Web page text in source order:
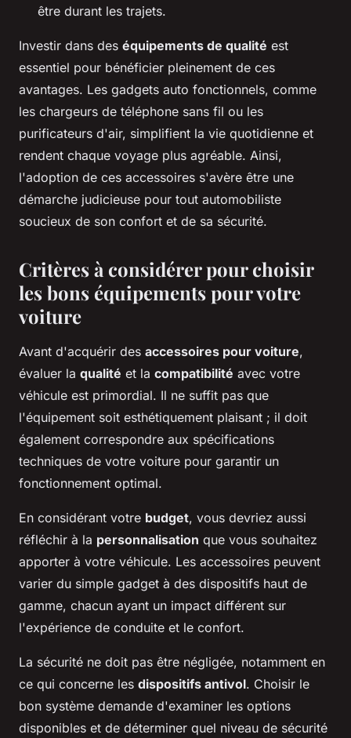
être durant les trajets.
Investir dans des équipements de qualité est
essentiel pour bénéficier pleinement de ces
avantages. Les gadgets auto fonctionnels, comme
les chargeurs de téléphone sans fil ou les
purificateurs d'air, simplifient la vie quotidienne et
rendent chaque voyage plus agréable. Ainsi,
l'adoption de ces accessoires s'avère être une
démarche judicieuse pour tout automobiliste
soucieux de son confort et de sa sécurité.
Critères à considérer pour choisir
les bons équipements pour votre
voiture
Avant d'acquérir des accessoires pour voiture,
évaluer la qualité et la compatibilité avec votre
véhicule est primordial. Il ne suffit pas que
l'équipement soit esthétiquement plaisant ; il doit
également correspondre aux spécifications
techniques de votre voiture pour garantir un
fonctionnement optimal.
En considérant votre budget, vous devriez aussi
réfléchir à la personnalisation que vous souhaitez
apporter à votre véhicule. Les accessoires peuvent
varier du simple gadget à des dispositifs haut de
gamme, chacun ayant un impact différent sur
l'expérience de conduite et le confort.
La sécurité ne doit pas être négligée, notamment en
ce qui concerne les dispositifs antivol. Choisir le
bon système demande d'examiner les options
disponibles et de déterminer quel niveau de sécurité